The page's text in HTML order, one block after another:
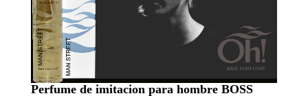
Perfume de imitacion para hombre BOSS